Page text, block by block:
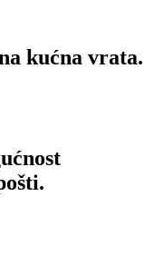
kućna vrata.